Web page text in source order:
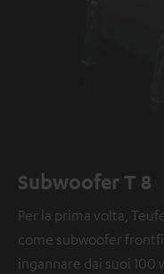
Subwoofer T 8
Per la prima volta,
come subwoofer
ingannare dai suoi